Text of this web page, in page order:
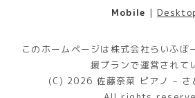
Mobile |
このホームページは株式会社らいふぼ
援プランで運営されて
(C) 2026 佐藤奈菜 ピアノ – さ